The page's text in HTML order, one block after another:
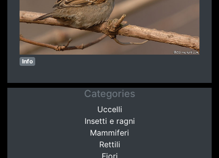
Info
Categories
Uccelli
Insetti e ragni
Mammiferi
Rettili
Fiori